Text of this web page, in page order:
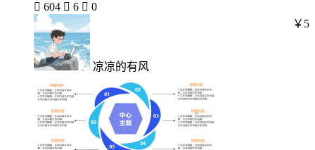
 604  6  0
凉凉的有风
￥5